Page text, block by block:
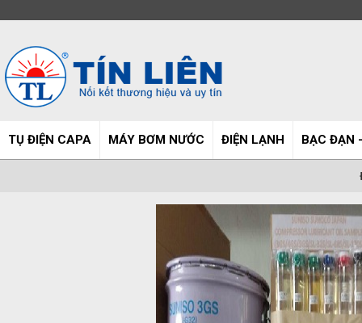
TỤ ĐIỆN CAPA MÁY BƠM NƯỚC ĐIỆN LẠNH BẠC ĐẠN